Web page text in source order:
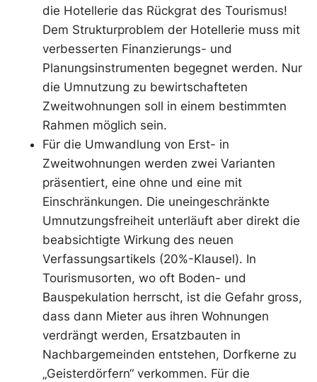
die Hotellerie das Rückgrat des Tourismus!
Dem Strukturproblem der Hotellerie muss mit
verbesserten Finanzierungs- und
Planungsinstrumenten begegnet werden. Nur
die Umnutzung zu bewirtschafteten
Zweitwohnungen soll in einem bestimmten
Rahmen möglich sein.
Für die Umwandlung von Erst- in
Zweitwohnungen werden zwei Varianten
präsentiert, eine ohne und eine mit
Einschränkungen. Die uneingeschränkte
Umnutzungsfreiheit unterläuft aber direkt die
beabsichtigte Wirkung des neuen
Verfassungsartikels (20%-Klausel). In
Tourismusorten, wo oft Boden- und
Bauspekulation herrscht, ist die Gefahr gross,
dass dann Mieter aus ihren Wohnungen
verdrängt werden, Ersatzbauten in
Nachbargemeinden entstehen, Dorfkerne zu
„Geisterdörfern“ verkommen. Für die